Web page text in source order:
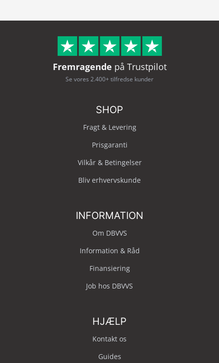
Fremragende på Trustpilot
Se vores 2.400+ tilfredse kunder
SHOP
Fragt & Levering
Prisgaranti
Vilkår & Betingelser
Bliv erhvervskunde
INFORMATION
Om DBVVS
Information & Råd
Finansiering
Job hos DBVVS
HJÆLP
Kontakt os
Guides